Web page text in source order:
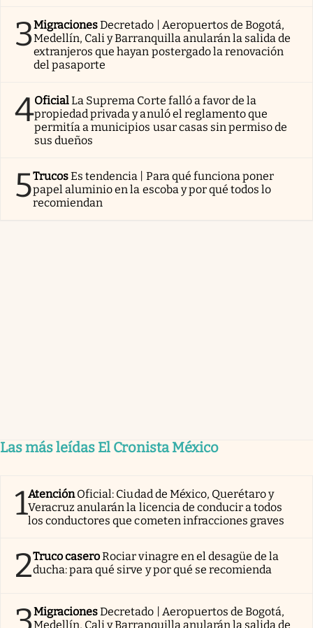
3MigracionesDecretado | Aeropuertos de Bogotá,
Medellín, Cali y Barranquilla anularán la salida de
extranjeros que hayan postergado la renovación
del pasaporte
4OficialLa Suprema Corte falló a favor de la
propiedad privada y anuló el reglamento que
permitía a municipios usar casas sin permiso de
sus dueños
5TrucosEs tendencia | Para qué funciona poner
papel aluminio en la escoba y por qué todos lo
recomiendan
Las más leídas El Cronista México
1AtenciónOficial: Ciudad de México, Querétaro y
Veracruz anularán la licencia de conducir a todos
los conductores que cometen infracciones graves
2Truco caseroRociar vinagre en el desagüe de la
ducha: para qué sirve y por qué se recomienda
MigracionesDecretado | Aeropuertos de Bogotá,
Medellín, Cali y Barranquilla anularán la salida de